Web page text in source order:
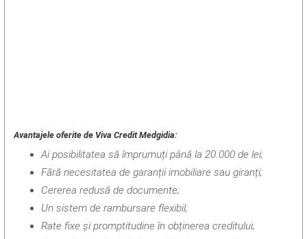
Avantajele oferite de Viva Credit Medgidia:
Ai posibilitatea să împrumuți până la 20.000 de lei;
Fără necesitatea de garanții imobiliare sau giranți;
Cererea redusă de documente;
Un sistem de rambursare flexibil;
Rate fixe și promptitudine în obținerea creditului;